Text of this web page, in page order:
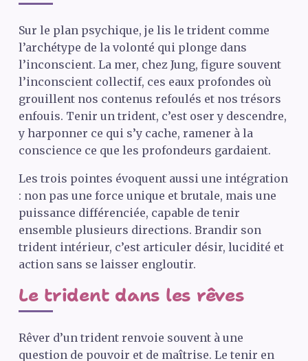
Sur le plan psychique, je lis le trident comme
l’archétype de la volonté qui plonge dans
l’inconscient. La mer, chez Jung, figure souvent
l’inconscient collectif, ces eaux profondes où
grouillent nos contenus refoulés et nos trésors
enfouis. Tenir un trident, c’est oser y descendre,
y harponner ce qui s’y cache, ramener à la
conscience ce que les profondeurs gardaient.
Les trois pointes évoquent aussi une intégration
: non pas une force unique et brutale, mais une
puissance différenciée, capable de tenir
ensemble plusieurs directions. Brandir son
trident intérieur, c’est articuler désir, lucidité et
action sans se laisser engloutir.
Le trident dans les rêves
Rêver d’un trident renvoie souvent à une
question de pouvoir et de maîtrise. Le tenir en